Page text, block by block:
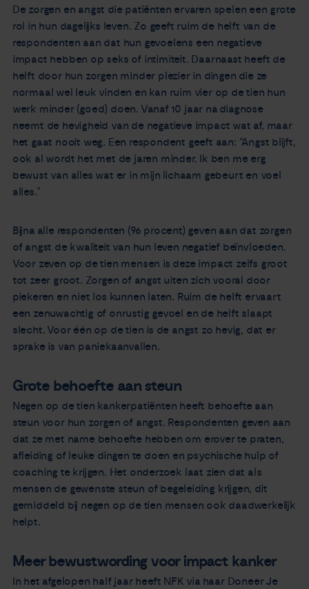
De zorgen en angst die patiënten ervaren spelen een grote
rol in hun dagelijks leven. Zo geeft ruim de helft van de
respondenten aan dat hun gevoelens een negatieve
impact hebben op seks of intimiteit. Daarnaast heeft de
helft door hun zorgen minder plezier in dingen die ze
normaal wel leuk vinden en kan ruim vier op de tien hun
werk minder (goed) doen. Vanaf 10 jaar na diagnose
neemt de hevigheid van de negatieve impact wat af, maar
het gaat nooit weg. Een respondent geeft aan: “Angst blijft,
ook al wordt het met de jaren minder. Ik ben me erg
bewust van alles wat er in mijn lichaam gebeurt en voel
alles.”
Bijna alle respondenten (96 procent) geven aan dat zorgen
of angst de kwaliteit van hun leven negatief beïnvloeden.
Voor zeven op de tien mensen is deze impact zelfs groot
tot zeer groot. Zorgen of angst uiten zich vooral door
piekeren en niet los kunnen laten. Ruim de helft ervaart
een zenuwachtig of onrustig gevoel en de helft slaapt
slecht. Voor één op de tien is de angst zo hevig, dat er
sprake is van paniekaanvallen.
Grote behoefte aan steun
Negen op de tien kankerpatiënten heeft behoefte aan
steun voor hun zorgen of angst. Respondenten geven aan
dat ze met name behoefte hebben om erover te praten,
afleiding of leuke dingen te doen en psychische hulp of
coaching te krijgen. Het onderzoek laat zien dat als
mensen de gewenste steun of begeleiding krijgen, dit
gemiddeld bij negen op de tien mensen ook daadwerkelijk
helpt.
Meer bewustwording voor impact kanker
In het afgelopen half jaar heeft NFK via haar Doneer Je